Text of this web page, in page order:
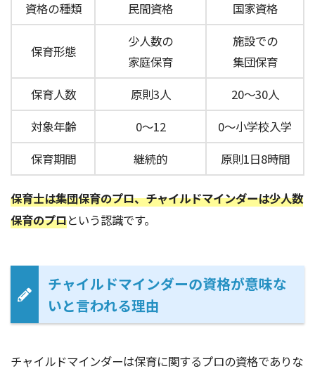
資格の種類 民間資格 国家資格
保育形態
少人数の
家庭保育
施設での
集団保育
保育人数
原則3人
20～30人
対象年齢
0～12
0～小学校入学
保育期間
継続的 原則1日8時間
保育士は集団保育のプロ、チャイルドマインダーは少人数
保育のプロという認識です。
チャイルドマインダーの資格が意味な
いと言われる理由
チャイルドマインダーは保育に関するプロの資格でありな